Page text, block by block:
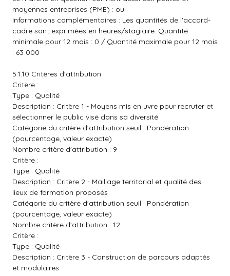
moyennes entreprises (PME) : oui
Informations complémentaires : Les quantités de l'accord-
cadre sont exprimées en heures/stagiaire. Quantité
minimale pour 12 mois : 0 / Quantité maximale pour 12 mois
: 63 000
5.1.10 Critères d'attribution
Critère :
Type : Qualité
Description : Critère 1 - Moyens mis en uvre pour recruter et
sélectionner le public visé dans sa diversité
Catégorie du critère d'attribution seuil : Pondération
(pourcentage, valeur exacte)
Nombre critère d'attribution : 9
Critère :
Type : Qualité
Description : Critère 2 - Maillage territorial et qualité des
lieux de formation proposés
Catégorie du critère d'attribution seuil : Pondération
(pourcentage, valeur exacte)
Nombre critère d'attribution : 12
Critère :
Type : Qualité
Description : Critère 3 - Construction de parcours adaptés
et modulaires